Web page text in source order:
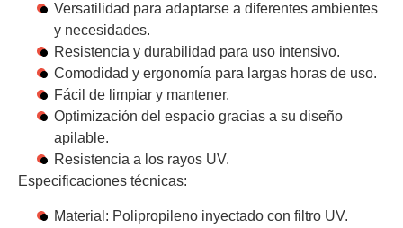
Versatilidad para adaptarse a diferentes ambientes
y necesidades.
Resistencia y durabilidad para uso intensivo.
Comodidad y ergonomía para largas horas de uso.
Fácil de limpiar y mantener.
Optimización del espacio gracias a su diseño
apilable.
Resistencia a los rayos UV.
Especificaciones técnicas:
Material: Polipropileno inyectado con filtro UV.